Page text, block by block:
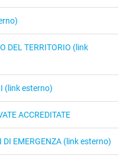
DEL TERRITORIO (link
(link esterno)
ACCREDITATE
DI EMERGENZA (link esterno)